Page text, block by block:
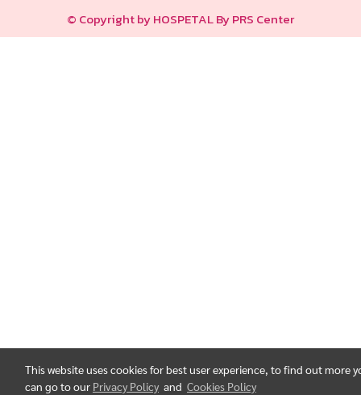
© Copyright by HOSPETAL By PRS Center
This website uses cookies for best user experience, to find out more
can go to our Privacy Policy and Cookies Policy